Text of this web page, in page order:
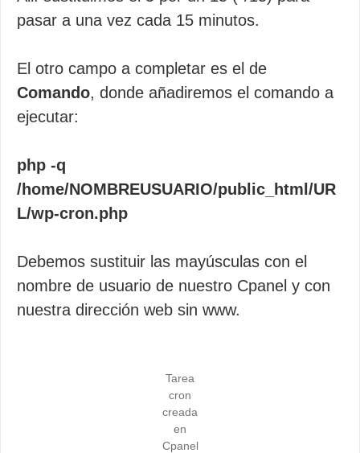
pasar a una vez cada 15 minutos.
El otro campo a completar es el de
Comando, donde añadiremos el comando a
ejecutar:
php -q
/home/NOMBREUSUARIO/public_html/UR
L/wp-cron.php
Debemos sustituir las mayúsculas con el
nombre de usuario de nuestro Cpanel y con
nuestra dirección web sin www.
Tarea
cron
creada
en
Cpanel